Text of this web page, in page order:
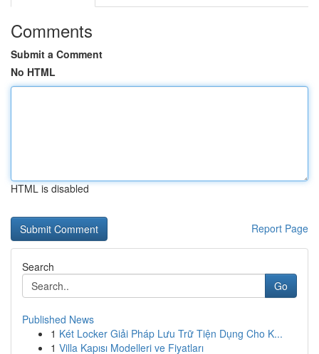
Comments
Submit a Comment
No HTML
HTML is disabled
Report Page
Search
Go
Published News
1 Két Locker Giải Pháp Lưu Trữ Tiện Dụng Cho K...
1 Villa Kapısı Modelleri ve Fiyatları